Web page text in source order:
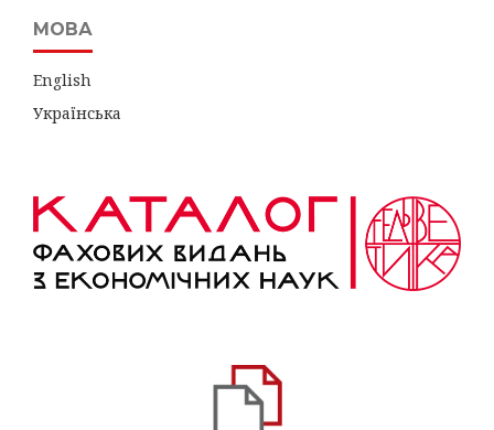
МОВА
English
Українська